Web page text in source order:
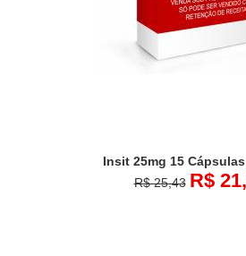
Insit 25mg 15 Cápsulas
R$ 25,43 R$